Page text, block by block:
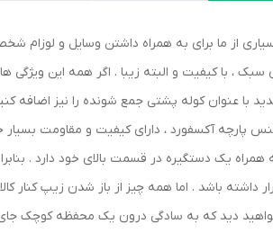
از ما برای به همراه داشتن وسایل و
سبک ، با کیفیت و البته زیبا . اگر همه این ویژگی
با عنوان کوله پشتی جمع شونده را نیز اضافه
همراه یک دستگیره در قسمت بالای خود دارد .
داشته باشد . اما همه چیز از باز شدن زیپ کنار
دید که به سادگی درون یک محفظه کوچک